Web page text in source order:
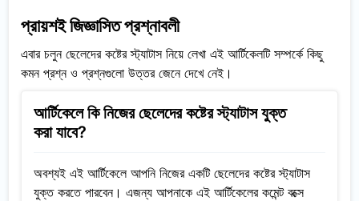
প্রায়শই জিজ্ঞাসিত প্রশ্নাবলী
এবার চলুন ছেলেদের কষ্টের স্ট্যাটাস নিয়ে লেখা এই আর্টিকেলটি সম্পর্কে কিছু
কমন প্রশ্ন ও প্রশ্নগুলো উত্তর জেনে দেখে নেই।
আর্টিকেলে কি নিজের ছেলেদের কষ্টের স্ট্যাটাস যুক্ত
করা যাবে?
অবশ্যই এই আর্টিকেলে আপনি নিজের একটি ছেলেদের কষ্টের স্ট্যাটাস
যুক্ত করতে পারবেন। এজন্য আপনাকে এই আর্টিকেলের কমেন্ট বক্সে